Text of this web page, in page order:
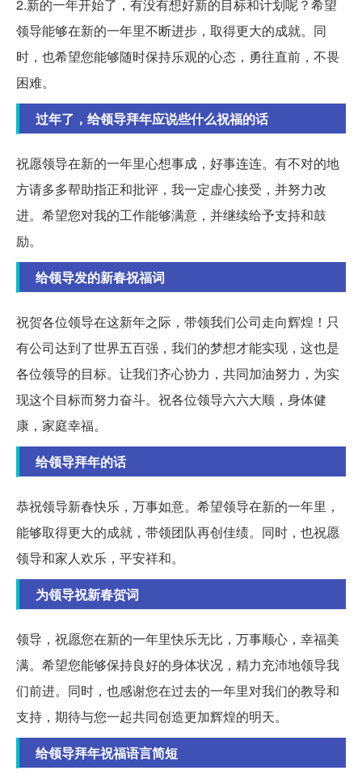
2.新的一年开始了，有没有想好新的目标和计划呢？希望
领导能够在新的一年里不断进步，取得更大的成就。同
时，也希望您能够随时保持乐观的心态，勇往直前，不畏
困难。
过年了，给领导拜年应说些什么祝福的话
祝愿领导在新的一年里心想事成，好事连连。有不对的地
方请多多帮助指正和批评，我一定虚心接受，并努力改
进。希望您对我的工作能够满意，并继续给予支持和鼓
励。
给领导发的新春祝福词
祝贺各位领导在这新年之际，带领我们公司走向辉煌！只
有公司达到了世界五百强，我们的梦想才能实现，这也是
各位领导的目标。让我们齐心协力，共同加油努力，为实
现这个目标而努力奋斗。祝各位领导六六大顺，身体健
康，家庭幸福。
给领导拜年的话
恭祝领导新春快乐，万事如意。希望领导在新的一年里，
能够取得更大的成就，带领团队再创佳绩。同时，也祝愿
领导和家人欢乐，平安祥和。
为领导祝新春贺词
领导，祝愿您在新的一年里快乐无比，万事顺心，幸福美
满。希望您能够保持良好的身体状况，精力充沛地领导我
们前进。同时，也感谢您在过去的一年里对我们的教导和
支持，期待与您一起共同创造更加辉煌的明天。
给领导拜年祝福语言简短